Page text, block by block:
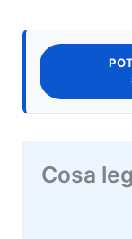
Cosa